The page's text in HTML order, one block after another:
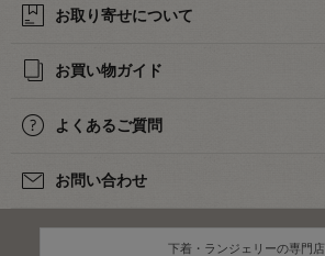
お取り寄せについて
お買い物ガイド
よくあるご質問
お問い合わせ
下着・ランジェリーの専門店